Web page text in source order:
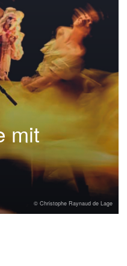
mit
© Christophe Raynaud de Lage